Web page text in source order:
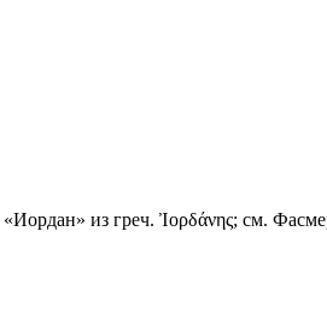
«Иордан» из греч. Ἰορδάνης; см.